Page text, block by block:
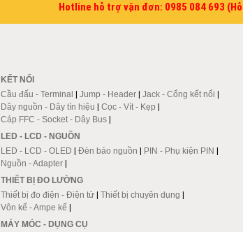
Hotline hỗ trợ vận đơn: 0985 084 693
KẾT NỐI
Cầu đấu - Terminal | Jump - Header| Jack - Cổng kết nối |
Dây nguồn - Dây tín hiệu | Cọc - Vít - Kẹp |
Cáp FFC - Socket - Dây Bus|
LED - LCD - NGUỒN
LED - LCD - OLED | Đèn báo nguồn | PIN - Phụ kiện PIN |
Nguồn - Adapter|
THIẾT BỊ ĐO LƯỜNG
Thiết bị đo điện - Điện tử| Thiết bị chuyên dụng |
Vôn kế - Ampe kế |
MÁY MÓC - DỤNG CỤ